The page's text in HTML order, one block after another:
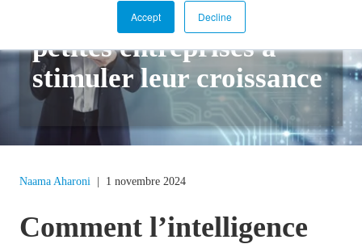
Accept Decline
L'IA pour aider les
petites entreprises à
stimuler leur croissance
Naama Aharoni 1 novembre 2024
Comment l’intelligence